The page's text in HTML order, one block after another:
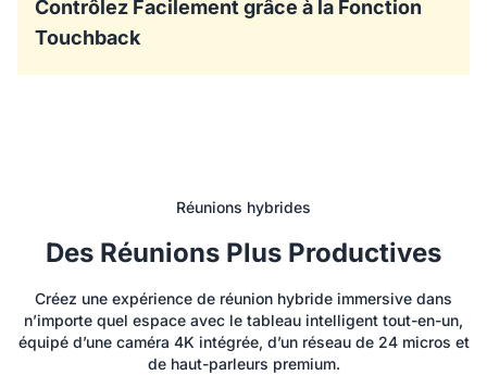
des applications tierces comme Teams, Zoom et Skype
rend le tableau intelligent plus interactif et intuitif pour
Contrôlez Facilement grâce à la Fonction
Touchback
Avec la fonction Touchback, vous pouvez contrôler votre
ordinateur portable directement depuis ce tableau blanc
numérique interactif pour écrire, dessiner, annoter et
Réunions hybrides
Des Réunions Plus Productives
Créez une expérience de réunion hybride immersive dans
n’importe quel espace avec le tableau intelligent tout-en-un,
équipé d’une caméra 4K intégrée, d’un réseau de 24 micros et
de haut-parleurs premium.